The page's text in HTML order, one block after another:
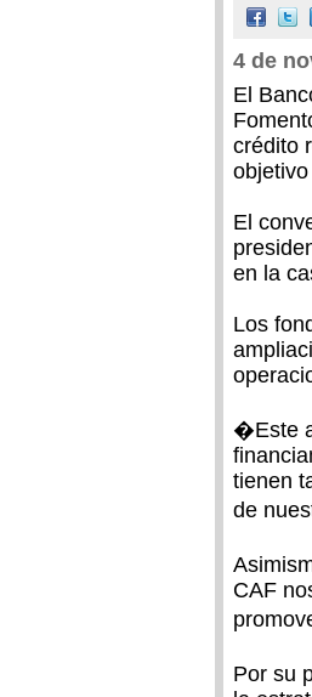
4 de
El
crédito
El
en la
Los
�Este
tienen
de
CAF
Por su